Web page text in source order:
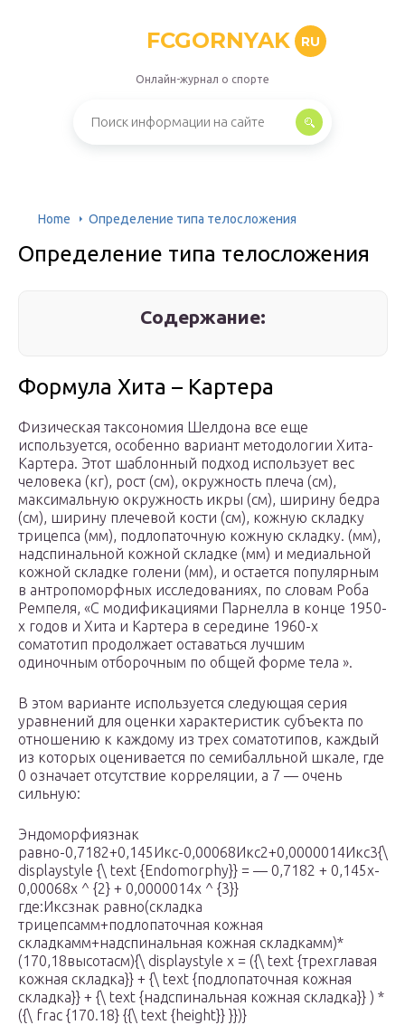
FCGORNYAK RU
Онлайн-журнал о спорте
Home Определение типа телосложения
Определение типа телосложения
Содержание:
Формула Хита – Картера
Физическая таксономия Шелдона все еще
используется, особенно вариант методологии Хита-
Картера. Этот шаблонный подход использует вес
человека (кг), рост (см), окружность плеча (см),
максимальную окружность икры (см), ширину бедра
(см), ширину плечевой кости (см), кожную складку
трицепса (мм), подлопаточную кожную складку. (мм),
надспинальной кожной складке (мм) и медиальной
кожной складке голени (мм), и остается популярным
в антропоморфных исследованиях, по словам Роба
Ремпеля, «С модификациями Парнелла в конце 1950-
х годов и Хита и Картера в середине 1960-х
соматотип продолжает оставаться лучшим
одиночным отборочным по общей форме тела ».
В этом варианте используется следующая серия
уравнений для оценки характеристик субъекта по
отношению к каждому из трех соматотипов, каждый
из которых оценивается по семибалльной шкале, где
0 означает отсутствие корреляции, а 7 — очень
сильную:
Эндоморфиязнак
равно-0,7182+0,145Икс-0,00068Икс2+0,0000014Икс3{\
displaystyle {\ text {Endomorphy}} = — 0,7182 + 0,145x-
0,00068x ^ {2} + 0,0000014x ^ {3}}
где:Иксзнак равно(складка
трицепсамм+подлопаточная кожная
складкамм+надспинальная кожная складкамм)*
(170,18высотаcм){\ displaystyle x = ({\ text {трехглавая
кожная складка}} + {\ text {подлопаточная кожная
складка}} + {\ text {надспинальная кожная складка}} ) *
({\ frac {170.18} {{\ text {height}} }})}